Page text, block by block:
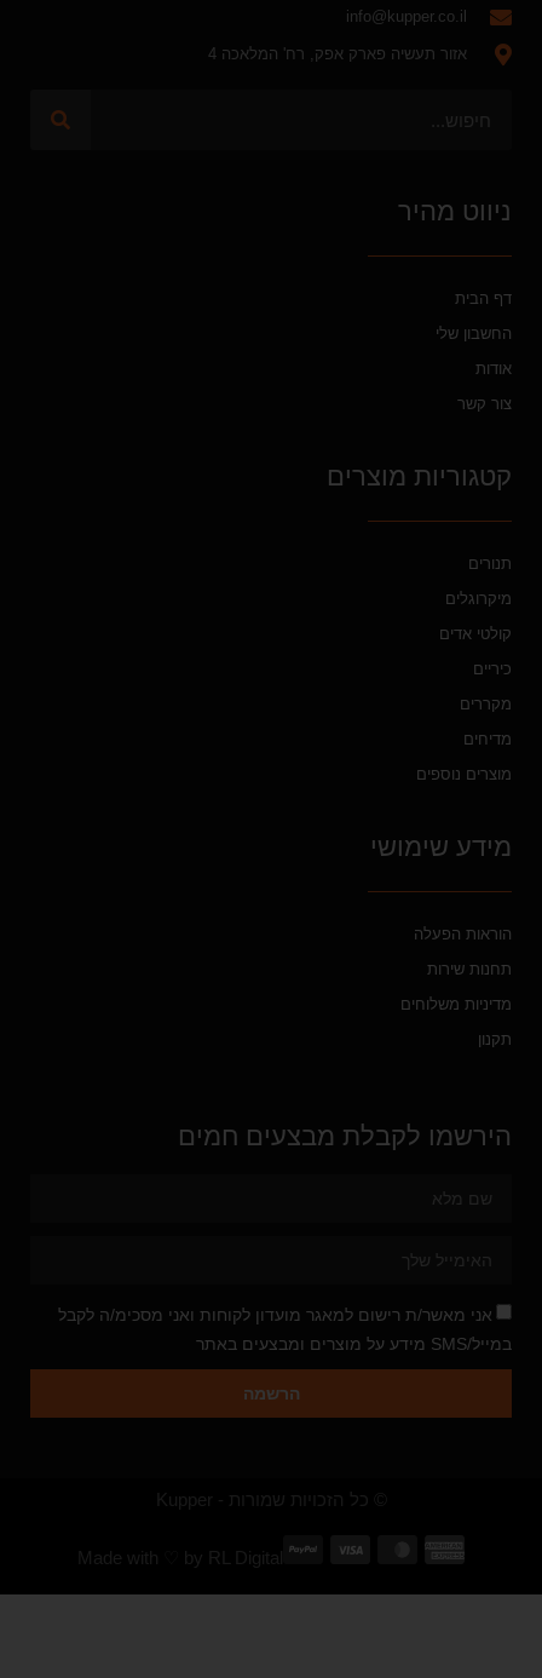
info@kupper.co.il
אזור תעשיה פארק אפק, רח' המלאכה 4
ניווט מהיר
דף הבית
החשבון שלי
אודות
צור קשר
קטגוריות מוצרים
תנורים
מיקרוגלים
קולטי אדים
כיריים
מקררים
מדיחים
מוצרים נוספים
מידע שימושי
הוראות הפעלה
תחנות שירות
מדיניות משלוחים
תקנון
הירשמו לקבלת מבצעים חמים
אני מאשר/ת רישום למאגר מועדון לקוחות ואני מסכימ/ה לקבל
במייל/SMS מידע על מוצרים ומבצעים באתר
הרשמה
© כל הזכויות שמורות - Kupper
Made with ♡ by RL Digital